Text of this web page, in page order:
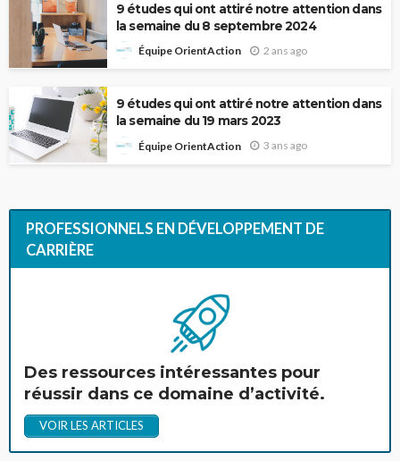
9 études qui ont attiré notre attention dans
la semaine du 8 septembre 2024
Équipe OrientAction 2 ans ago
9 études qui ont attiré notre attention dans
la semaine du 19 mars 2023
Équipe OrientAction 3 ans ago
PROFESSIONNELS EN DÉVELOPPEMENT DE
CARRIÈRE
Des ressources intéressantes pour
réussir dans ce domaine d’activité.
VOIR LES ARTICLES